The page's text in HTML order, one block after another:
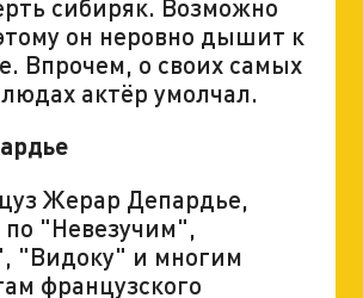
сибиряк. Возможно
он неровно дышит к
Впрочем, о своих самых
актёр умолчал.
Жерар Депардье,
"Невезучим",
"Видоку" и многим
французского